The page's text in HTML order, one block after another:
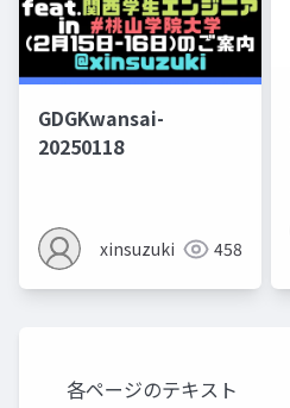
GDGKwansai-
20250118
xinsuzuki 458
各ページのテキスト